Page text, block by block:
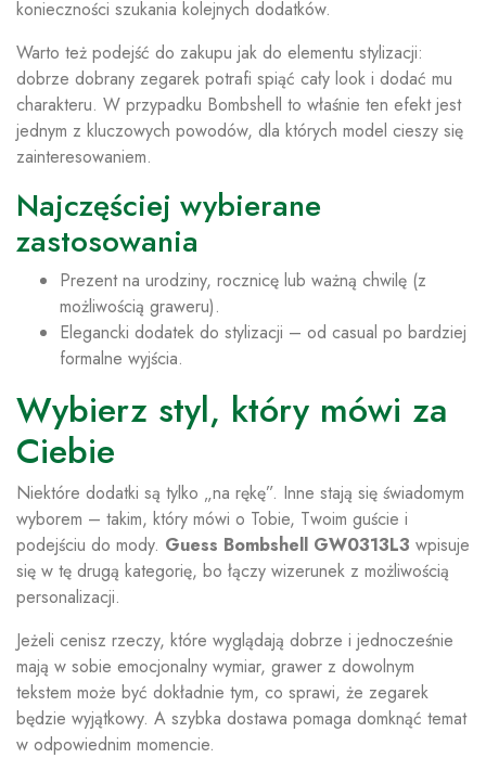
konieczności szukania kolejnych dodatków.
Warto też podejść do zakupu jak do elementu stylizacji:
dobrze dobrany zegarek potrafi spiąć cały look i dodać mu
charakteru. W przypadku Bombshell to właśnie ten efekt jest
jednym z kluczowych powodów, dla których model cieszy się
zainteresowaniem.
Najczęściej wybierane
zastosowania
Prezent na urodziny, rocznicę lub ważną chwilę (z
możliwością graweru).
Elegancki dodatek do stylizacji – od casual po bardziej
formalne wyjścia.
Wybierz styl, który mówi za
Ciebie
Niektóre dodatki są tylko „na rękę”. Inne stają się świadomym
wyborem – takim, który mówi o Tobie, Twoim guście i
podejściu do mody. Guess Bombshell GW0313L3 wpisuje
się w tę drugą kategorię, bo łączy wizerunek z możliwością
personalizacji.
Jeżeli cenisz rzeczy, które wyglądają dobrze i jednocześnie
mają w sobie emocjonalny wymiar, grawer z dowolnym
tekstem może być dokładnie tym, co sprawi, że zegarek
będzie wyjątkowy. A szybka dostawa pomaga domknąć temat
w odpowiednim momencie.